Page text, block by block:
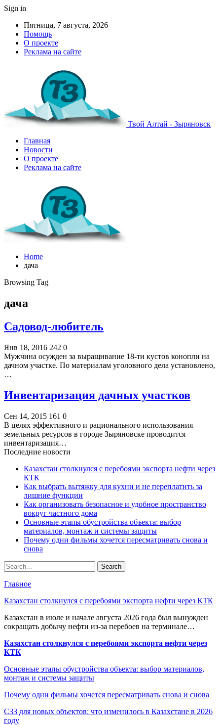
Sign in
Пятница, 7 августа, 2026
Помощь
О проекте
Реклама на сайте
Твой Алтай - Зыряновск
Главная
Новости
О проекте
Реклама на сайте
Home
дача
Browsing Tag
дача
Садовод-любитель
Янв 18, 2016 242 0
Мужчина осужден за выращивание 18-ти кустов конопли на
дачном участке. По материалам уголовного дела установлено,
…
Инвентаризация дачных участков
Сен 14, 2015 161 0
В целях эффективного и рационального использования
земельных ресурсов в городе Зыряновске проводится
инвентаризация…
Последние новости
Казахстан столкнулся с перебоями экспорта нефти через
КТК
Как выбрать вытяжку для кухни и не переплатить за
лишние функции
Как организовать безопасное и удобное пространство
вокруг частного дома
Основные этапы обустройства объекта: выбор
материалов, монтаж и системы защиты
Почему одни фильмы хочется пересматривать снова и
снова
Главное
Казахстан столкнулся с перебоями экспорта нефти через КТК
Казахстан в июле и начале августа 2026 года был вынужден
сокращать добычу нефти из-за перебоев на терминале…
Казахстан столкнулся с перебоями экспорта нефти через
КТК
Основные этапы обустройства объекта: выбор материалов,
монтаж и системы защиты
Почему одни фильмы хочется пересматривать снова и снова
СЗЗ для новых объектов: что изменилось в Казахстане в 2026
году